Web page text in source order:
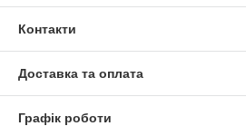
Контакти
Доставка та оплата
Графік роботи